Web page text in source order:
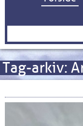
Søg
Tag-arkiv: